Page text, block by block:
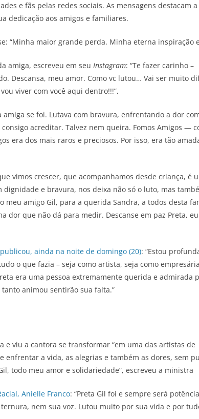
e fãs pelas redes sociais. As mensagens destacam a
dedicação aos amigos e familiares.
“Minha maior grande perda. Minha eterna inspiração
amiga, escreveu em seu Instagram: “Te fazer carinho –
Descansa, meu amor. Como vc lutou… Vai ser muito
viver com você aqui dentro!!!”,
se foi. Lutava com bravura, enfrentando a dor
acreditar. Talvez nem queira. Fomos Amigos —
era dos mais raros e preciosos. Por isso, era tão
vimos crescer, que acompanhamos desde criança, é
e bravura, nos deixa não só o luto, mas
meu amigo Gil, para a querida Sandra, a todos desta
dor que não dá para medir. Descanse em paz Preta,
ainda na noite de domingo (20): “Estou
o que fazia – seja como artista, seja como
era uma pessoa extremamente querida e admirada
animou sentirão sua falta.”
e viu a cantora se transformar “em uma das artistas de
a vida, as alegrias e também as dores, sem
todo meu amor e solidariedade”, escreveu a ministra
Anielle Franco: “Preta Gil foi e sempre será
nem sua voz. Lutou muito por sua vida e por